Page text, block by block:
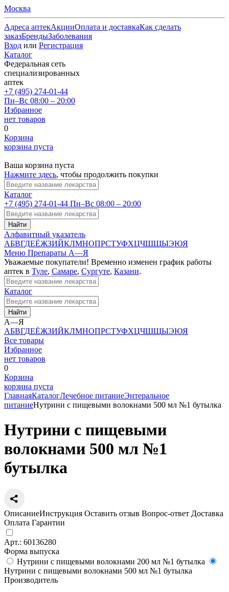
Москва
Адреса аптекАкцииОплата и доставкаКак сделать
заказБрендыЗаболевания
Вход или Регистрация
Каталог
Федеральная сеть
специализированных
аптек
+7 (495) 274-01-44
Пн–Вс 08:00 – 20:00
Избранное
нет товаров
0
Корзина
корзина пуста
Ваша корзина пуста
Нажмите здесь, чтобы продолжить покупки
Каталог
+7 (495) 274-01-44 Пн–Вс 08:00 – 20:00
Найти
Алфавитный указатель
АБВГДЕЁЖЗИЙКЛМНОПРСТУФХЦЧШЩЫЭЮЯ
Меню Препараты А—Я
Уважаемые покупатели! Временно изменен график работы
аптек в Туле, Самаре, Сургуте, Казани.
Каталог
Найти
А—Я
АБВГДЕЁЖЗИЙКЛМНОПРСТУФХЦЧШЩЫЭЮЯ
Все товары
Избранное
нет товаров
0
Корзина
корзина пуста
ГлавнаяКаталогЛечебное питаниеЭнтеральное
питаниеНутрини с пищевыми волокнами 500 мл №1 бутылка
Нутрини с пищевыми
волокнами 500 мл №1
бутылка
ОписаниеИнструкция Оставить отзыв Вопрос-ответ Доставка
Оплата Гарантии
Арт.: 60136280
Форма выпуска
Нутрини с пищевыми волокнами 200 мл №1 бутылка
Нутрини с пищевыми волокнами 500 мл №1 бутылка
Производитель